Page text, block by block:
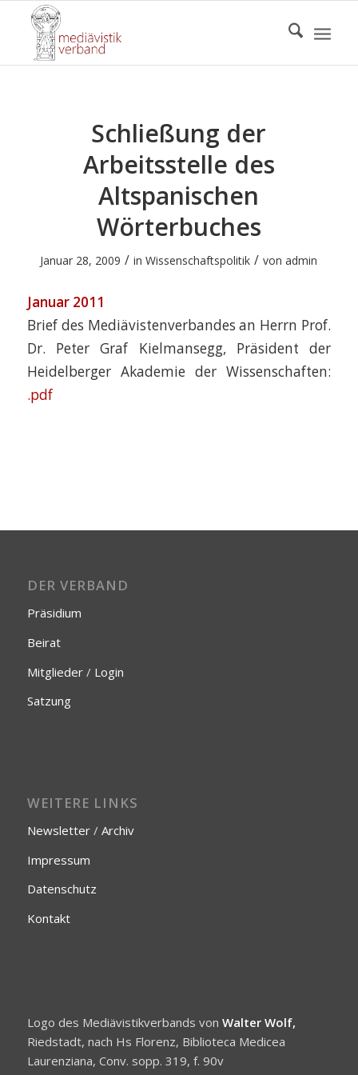
Schließung der
Arbeitsstelle des
Altspanischen
Wörterbuches
Januar 28, 2009 / inWissenschaftspolitik / vonadmin
Januar 2011
Brief des Mediävistenverbandes an Herrn Prof.
Dr. Peter Graf Kielmansegg, Präsident der
Heidelberger Akademie der Wissenschaften:
.pdf
DER VERBAND
Präsidium
Beirat
Mitglieder/ Login
Satzung
WEITERE LINKS
Newsletter/ Archiv
Impressum
Datenschutz
Kontakt
Logo des Mediävistikverbands von Walter Wolf,
Riedstadt, nach Hs Florenz, Biblioteca Medicea
Laurenziana, Conv. sopp. 319, f. 90v